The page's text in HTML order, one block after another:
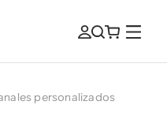
personalizados